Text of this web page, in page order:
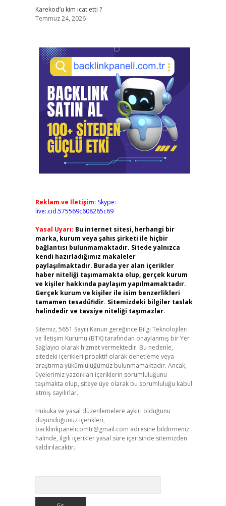
Karekod’u kim icat etti ?
Temmuz 24, 2026
Reklam ve İletişim: Skype:
live:.cid.575569c608265c69
Yasal Uyarı: Bu internet sitesi, herhangi bir
marka, kurum veya şahıs şirketi ile hiçbir
bağlantısı bulunmamaktadır. Sitede yalnızca
kendi hazırladığımız makaleler
paylaşılmaktadır. Burada yer alan içerikler
haber niteliği taşımamakta olup, gerçek kurum
ve kişiler hakkında paylaşım yapılmamaktadır.
Gerçek kurum ve kişiler ile isim benzerlikleri
tamamen tesadüfidir. Sitemizdeki bilgiler taslak
halindedir ve tavsiye niteliği taşımazlar.
Sitemiz, 5651 Sayılı Kanun gereğince Bilgi Teknolojileri
ve İletişim Kurumu (BTK) tarafından onaylanmış bir Yer
Sağlayıcı olarak hizmet vermektedir. Bu nedenle,
sitedeki içerikleri proaktif olarak denetleme veya
araştırma yükümlülüğümüz bulunmamaktadır. Ancak,
üyelerimiz yazdıkları içeriklerin sorumluluğunu
taşımakta olup, siteye üye olarak bu sorumluluğu kabul
etmiş sayılırlar.
Hukuka ve yasal düzenlemelere aykırı olduğunu
düşündüğünüz içerikleri,
backlinkpanelicomtr@gmail.com adresine bildirmeniz
halinde, ilgili içerikler yasal süre içerisinde sitemizden
kaldırılacaktır.